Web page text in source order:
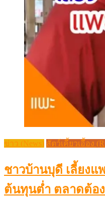
ข่าว (News) สัตว์เคี้ยวเอื้อง
ชาวบ้านบุดี เลี้ยงแ
ต้นทุนต่ำ ตลาดต้อ